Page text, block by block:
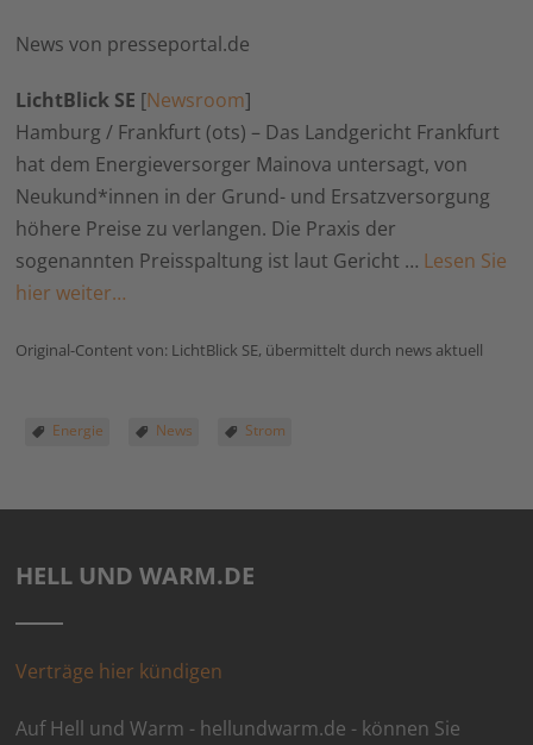
News von presseportal.de
LichtBlick SE [Newsroom]
Hamburg / Frankfurt (ots) – Das Landgericht Frankfurt
hat dem Energieversorger Mainova untersagt, von
Neukund*innen in der Grund- und Ersatzversorgung
höhere Preise zu verlangen. Die Praxis der
sogenannten Preisspaltung ist laut Gericht … Lesen Sie
hier weiter…
Original-Content von: LichtBlick SE, übermittelt durch news aktuell
Energie News Strom
HELL UND WARM.DE
Verträge hier kündigen
Auf Hell und Warm - hellundwarm.de - können Sie